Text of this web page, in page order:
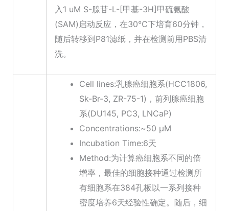
入1 uM S-腺苷-L-[甲基-3H]甲硫氨酸
(SAM)启动反应，在30℃下培育60分钟，
随后转移到P81滤纸，并在检测前用PBS清
洗。
Cell lines:乳腺癌细胞系(HCC1806,
Sk-Br-3, ZR-75-1)，前列腺癌细胞
系(DU145, PC3, LNCaP)
Concentrations:~50 μM
Incubation Time:6天
Method:为计算癌细胞系不同的倍
增率，最佳的细胞接种通过检测所
有细胞系在384孔板以一系列接种
密度培养6天经验性确定。随后，细